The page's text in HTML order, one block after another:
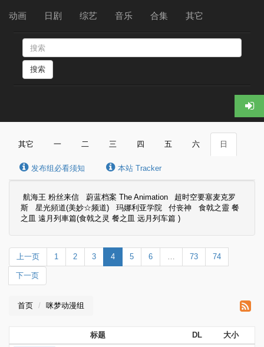
动画 日剧 综艺 音乐 合集 其它
搜索
其它 一 二 三 四 五 六 日
发布组必看须知 本站 Tracker
航海王 粉丝来信 蔚蓝档案 The Animation
超时空要塞麦克罗
斯
星光頻道(美妙☆频道) 玛娜利亚学院 付丧神
食戟之靈 餐
之皿 遠月列車篇(食戟之灵 餐之皿 远月列车篇 )
上一页 1 2 3 4 5 6 … 73 74
下一页
首页 咪梦动漫组
标题 DL
大小